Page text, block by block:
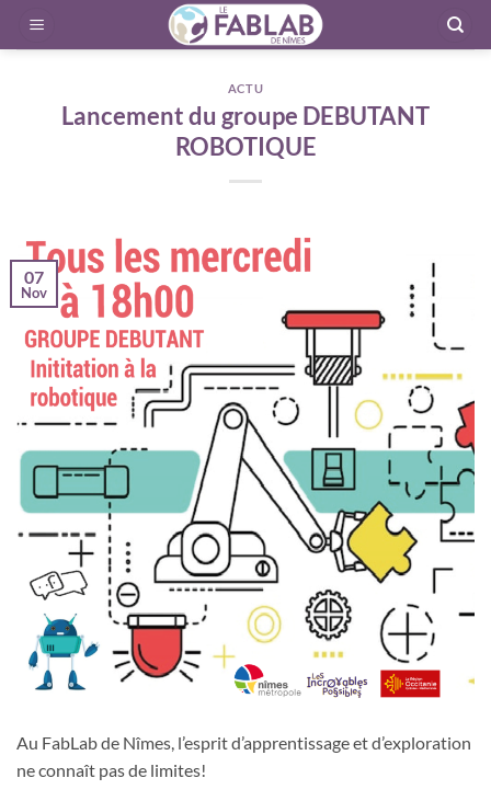
ACTU
Lancement du groupe DEBUTANT
ROBOTIQUE
07
Nov
Au FabLab de Nîmes, l’esprit d’apprentissage et d’exploration
ne connaît pas de limites!